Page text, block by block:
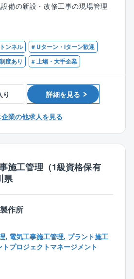
ん」が手掛けた施設の電気設備
が主であり安定した基盤の受注
推進しており祝い金をご用意し
者：50,000円／第一種電気工事
50,000円
祝金は、業務上の重要度によって
ステム、400Vパワーセンタ、配電
用開閉器塔など
、浄水場監視制御装置、浄水場
明用コントロールセンター、塵
テム、事業所用蓄電システム、
％、下水60％、高速道路20％
数10億程度
リア内での現場対応ですが、稀に
応をする場合もございます。
案件となります。
水処理（上下水、ゴミ焼却の水
す。
水路・道路（高速道路でない
す。
備の新設・改修工事の現場管理
理技士、もしくは監理技術者資格
持ちの方
理技士をお持ちの方
水処理プラントの施工管理経験
ンネル
# Uターン・Iターン歓迎
度あり # 上場・大手企業
り 詳細を見る
業の他求人を見る
施工管理（1級資格保有
県
作所
, 電気工事施工管理, プラント施工
プロジェクトマネージメント